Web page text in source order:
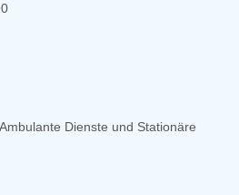
Dienste und Stationäre